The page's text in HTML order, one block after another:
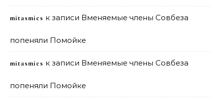
mitasmies к записи Вменяемые члены Совбеза
попеняли Помойке
mitasmies к записи Вменяемые члены Совбеза
попеняли Помойке